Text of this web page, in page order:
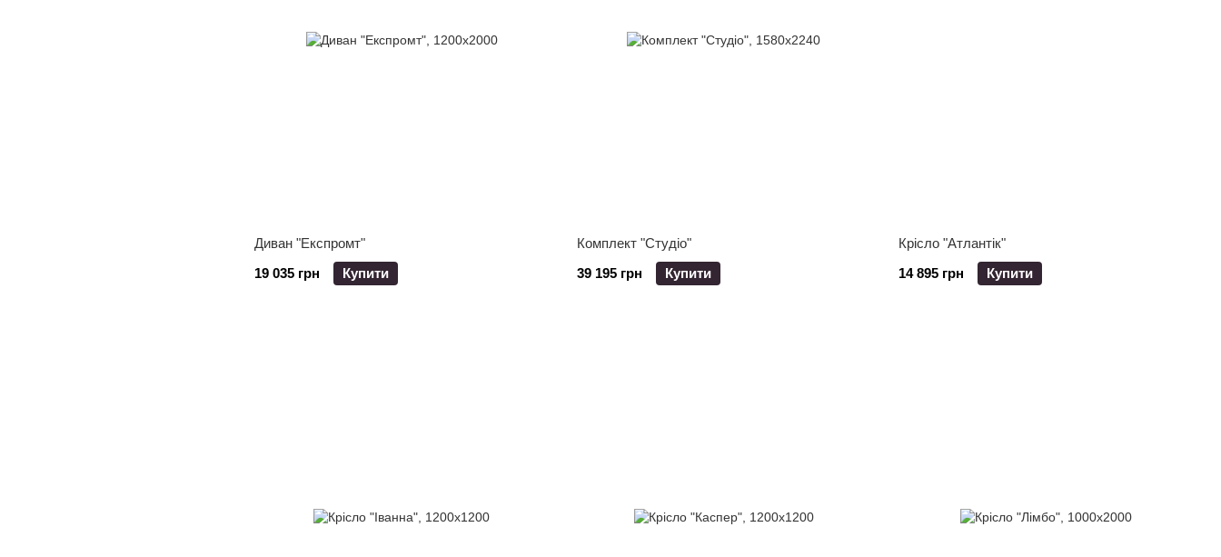
Диван "Експромт"
19 035 грн
Купити
Комплект "Студіо"
39 195 грн
Купити
Крісло "Атлантік"
14 895 грн
Купити